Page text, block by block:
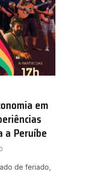
em
a Peruíbe
0
de feriado,